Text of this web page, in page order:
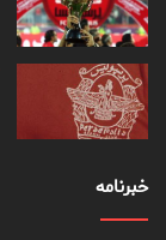
خبرنامه